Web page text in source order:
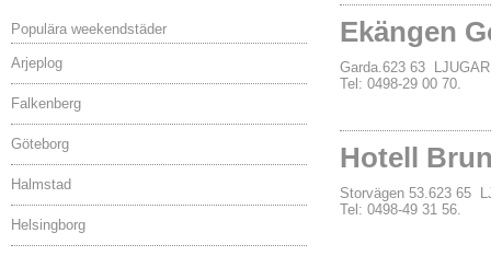
Populära weekendstäder
Arjeplog
Falkenberg
Göteborg
Halmstad
Helsingborg
Ekängen
Garda.623 63
Tel: 0498-29 00 70.
Hotell
Storvägen 53.623 65
Tel: 0498-49 31 56.